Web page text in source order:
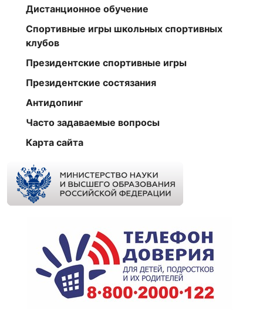
Дистанционное обучение
Спортивные игры школьных спортивных
клубов
Президентские спортивные игры
Президентские состязания
Антидопинг
Часто задаваемые вопросы
Карта сайта